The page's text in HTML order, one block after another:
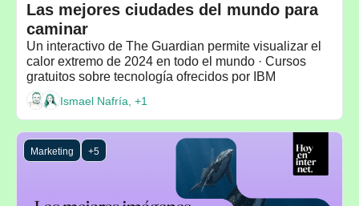
Las mejores ciudades del mundo para
caminar
Un interactivo de The Guardian permite visualizar el
calor extremo de 2024 en todo el mundo · Cursos
gratuitos sobre tecnología ofrecidos por IBM
Ismael Nafría, +1
Marketing +5